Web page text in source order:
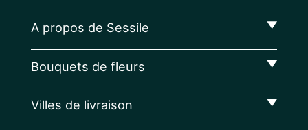
A propos de Sessile
Bouquets de fleurs
Villes de livraison